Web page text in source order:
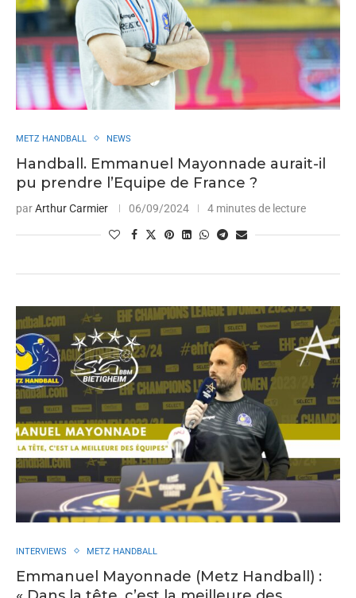
METZ HANDBALL NEWS
Handball. Emmanuel Mayonnade aurait-il
pu prendre l’Equipe de France ?
parArthur Carmier 06/09/2024 4 minutes de lecture
INTERVIEWS METZ HANDBALL
Emmanuel Mayonnade (Metz Handball) :